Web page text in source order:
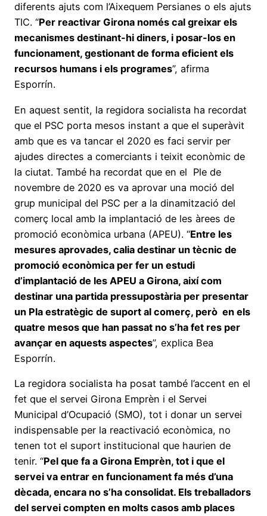
diferents ajuts com l’Aixequem Persianes o els ajuts
TIC. “Per reactivar Girona només cal greixar els
mecanismes destinant-hi diners, i posar-los en
funcionament, gestionant de forma eficient els
recursos humans i els programes”, afirma
Esporrín.
En aquest sentit, la regidora socialista ha recordat
que el PSC porta mesos instant a que el superàvit
amb que es va tancar el 2020 es faci servir per
ajudes directes a comerciants i teixit econòmic de
la ciutat. També ha recordat que en el Ple de
novembre de 2020 es va aprovar una moció del
grup municipal del PSC per a la dinamització del
comerç local amb la implantació de les àrees de
promoció econòmica urbana (APEU). “Entre les
mesures aprovades, calia destinar un tècnic de
promoció econòmica per fer un estudi
d’implantació de les APEU a Girona, així com
destinar una partida pressupostària per presentar
un Pla estratègic de suport al comerç, però en els
quatre mesos que han passat no s’ha fet res per
avançar en aquests aspectes”, explica Bea
Esporrín.
La regidora socialista ha posat també l’accent en el
fet que el servei Girona Emprèn i el Servei
Municipal d’Ocupació (SMO), tot i donar un servei
indispensable per la reactivació econòmica, no
tenen tot el suport institucional que haurien de
tenir. “Pel que fa a Girona Emprèn, tot i que el
servei va entrar en funcionament fa més d’una
dècada, encara no s’ha consolidat. Els treballadors
del servei compten en molts casos amb places